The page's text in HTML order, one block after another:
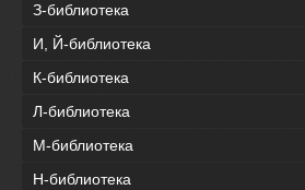
З-библиотека
И, Й-библиотека
К-библиотека
Л-библиотека
М-библиотека
Н-библиотека